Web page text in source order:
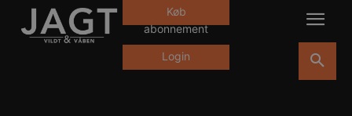
Køb
abonnement
Login